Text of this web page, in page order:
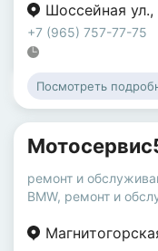
Шоссейная ул.,
+7 (965) 757-77-75
Посмотреть
ремонт и
BMW, ремонт и